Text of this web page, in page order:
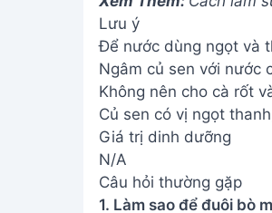
1. Làm sao để đuôi bò
Nên ninh đuôi bò trong
thời gian. Thêm chút
2. Nên chọn loại rau củ
Bạn có thể sử dụng
cần tây... tùy theo sở
3. Canh súp đuôi bò
Canh súp đuôi bò bảo
đảm bảo an toàn vệ